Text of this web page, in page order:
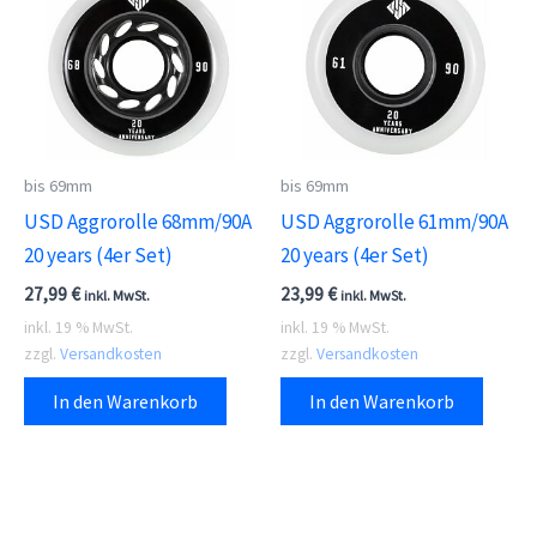
bis 69mm
USD Aggrorolle 68mm/90A
20 years (4er Set)
27,99€ inkl. MwSt.
inkl. 19 % MwSt.
zzgl. Versandkosten
In den Warenkorb
bis 69mm
USD Aggrorolle 61mm/90A
20 years (4er Set)
23,99€ inkl. MwSt.
inkl. 19 % MwSt.
zzgl. Versandkosten
In den Warenkorb